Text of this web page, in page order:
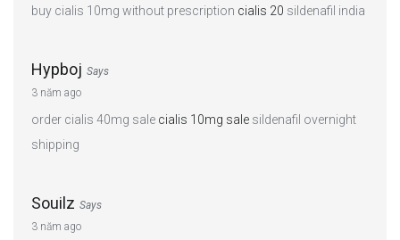
buy cialis 10mg without prescription cialis 20 sildenafil india
Hypboj Says
3 năm ago
order cialis 40mg sale cialis 10mg sale sildenafil overnight
shipping
Souilz Says
3 năm ago